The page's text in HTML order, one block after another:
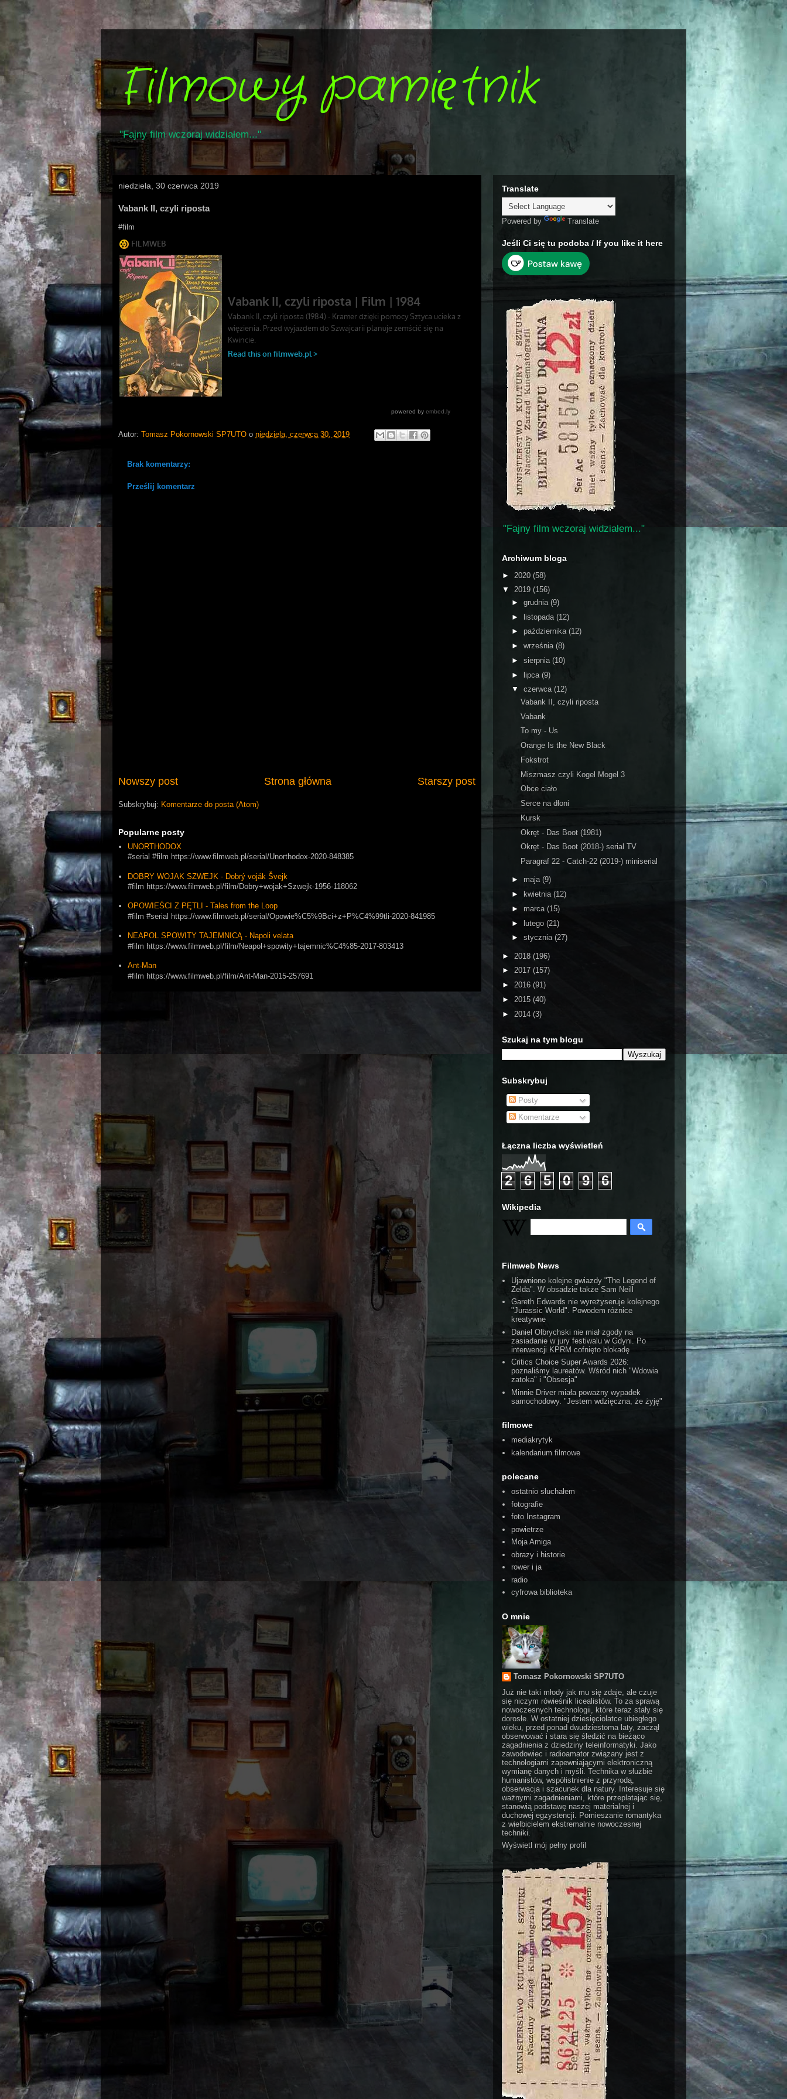
Filmowy pamiętnik
"Fajny film wczoraj widziałem..."
niedziela, 30 czerwca 2019
Vabank II, czyli riposta
#film
Autor: Tomasz Pokornowski SP7UTO o niedziela, czerwca 30, 2019
Brak komentarzy:
Prześlij komentarz
Nowszy post Starszy post
Strona główna
Subskrybuj: Komentarze do posta (Atom)
Popularne posty
UNORTHODOX
#serial #film https://www.filmweb.pl/serial/Unorthodox-2020-848385
DOBRY WOJAK SZWEJK - Dobrý voják Švejk
#film https://www.filmweb.pl/film/Dobry+wojak+Szwejk-1956-118062
OPOWIEŚCI Z PĘTLI - Tales from the Loop
#film #serial https://www.filmweb.pl/serial/Opowie%C5%9Bci+z+P%C4%99tli-2020-841985
NEAPOL SPOWITY TAJEMNICĄ - Napoli velata
#film https://www.filmweb.pl/film/Neapol+spowity+tajemnic%C4%85-2017-803413
Ant-Man
#film https://www.filmweb.pl/film/Ant-Man-2015-257691
Translate
Powered by Translate
Jeśli Ci się tu podoba / If you like it here
"Fajny film wczoraj widziałem..."
Archiwum bloga
► 2020 (58)
▼ 2019 (156)
► grudnia (9)
► listopada (12)
► października (12)
► września (8)
► sierpnia (10)
► lipca (9)
▼ czerwca (12)
Vabank II, czyli riposta
Vabank
To my - Us
Orange Is the New Black
Fokstrot
Miszmasz czyli Kogel Mogel 3
Obce ciało
Serce na dłoni
Kursk
Okręt - Das Boot (1981)
Okręt - Das Boot (2018-) serial TV
Paragraf 22 - Catch-22 (2019-) miniserial
► maja (9)
►
kwietnia (12)
► marca (15)
► lutego (21)
► stycznia (27)
► 2018 (196)
► 2017 (157)
► 2016 (91)
► 2015 (40)
► 2014 (3)
Szukaj na tym blogu
Subskrybuj
Posty
Komentarze
Łączna liczba wyświetleń
2 6 5 0 9 6
Wikipedia
Filmweb News
Ujawniono kolejne gwiazdy "The Legend of
Zelda". W obsadzie także Sam Neill
Gareth Edwards nie wyreżyseruje kolejnego
"Jurassic World". Powodem różnice
kreatywne
Daniel Olbrychski nie miał zgody na
zasiadanie w jury festiwalu w Gdyni. Po
interwencji KPRM cofnięto blokadę
Critics Choice Super Awards 2026:
poznaliśmy laureatów. Wśród nich "Wdowia
zatoka" i "Obsesja"
Minnie Driver miała poważny wypadek
samochodowy. "Jestem wdzięczna, że żyję"
filmowe
mediakrytyk
kalendarium filmowe
polecane
ostatnio słuchałem
fotografie
foto Instagram
powietrze
Moja Amiga
obrazy i historie
rower i ja
radio
cyfrowa biblioteka
O mnie
Tomasz Pokornowski SP7UTO
Już nie taki młody jak mu się zdaje, ale czuje
się niczym rówieśnik licealistów. To za sprawą
nowoczesnych technologii, które teraz stały się
dorosłe. W ostatniej dziesięciolatce ubiegłego
wieku, przed ponad dwudziestoma laty, zaczął
obserwować i stara się śledzić na bieżąco
zagadnienia z dziedziny teleinformatyki. Jako
zawodowiec i radioamator związany jest z
technologiami zapewniającymi elektroniczną
wymianę danych i myśli. Technika w służbie
humanistów, współistnienie z przyrodą,
obserwacja i szacunek dla natury. Interesuje się
ważnymi zagadnieniami, które przeplatając się,
stanowią podstawę naszej materialnej i
duchowej egzystencji. Pomieszanie romantyka
z wielbicielem ekstremalnie nowoczesnej
techniki.
Wyświetl mój pełny profil